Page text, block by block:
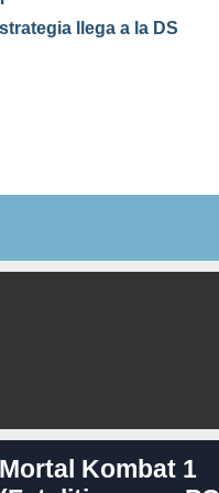
llega a la DS
Mortal Kombat 1